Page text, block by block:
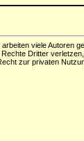
arbeiten viele Autoren
Dritter
zur privaten